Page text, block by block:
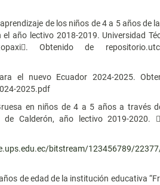
de los niños de 4 a 5 años de
año lectivo 2018-2019. Universidad
Obtenido de
el nuevo Ecuador 2024-2025.
2025.pdf
en niños de 4 a 5 años a través
Calderón, año lectivo 2019-2020.
bitstream/123456789/
de edad de la institución educativa